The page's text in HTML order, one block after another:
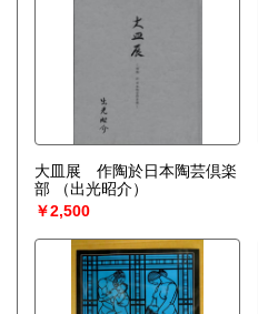
大皿展 作陶於日本陶芸倶楽
部
（出光昭介）
￥2,500